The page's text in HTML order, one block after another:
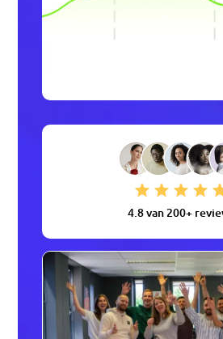
4.8 van 200+